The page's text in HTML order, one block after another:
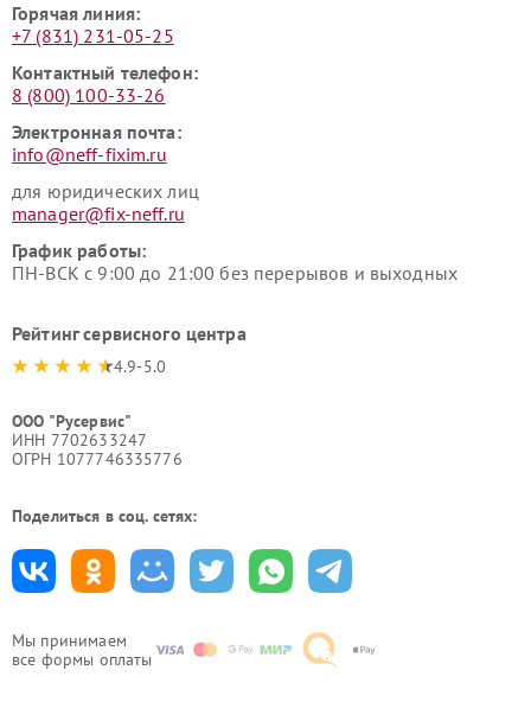
Мы принимаем
все формы оплаты
Горячая линия:
+7 (831) 231-05-25
Контактный телефон:
8 (800) 100-33-26
Электронная почта:
info@neff-fixim.ru
для юридических лиц
manager@fix-neff.ru
График работы:
ПН-ВСК с 9:00 до 21:00 без перерывов и выходных
Рейтинг сервисного центра
4.9-5.0
ООО "Русервис"
ИНН 7702633247
ОГРН 1077746335776
Поделиться в соц. сетях: